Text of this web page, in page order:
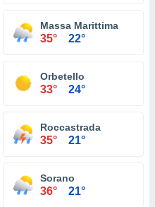
Massa Marittima
35° 22°
Orbetello
33° 24°
Roccastrada
35° 21°
Sorano
36° 21°